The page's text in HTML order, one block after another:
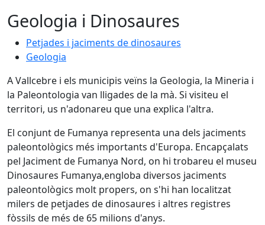
Geologia i Dinosaures
Petjades i jaciments de dinosaures
Geologia
A Vallcebre i els municipis veïns la Geologia, la Mineria i
la Paleontologia van lligades de la mà. Si visiteu el
territori, us n'adonareu que una explica l'altra.
El conjunt de Fumanya representa una dels jaciments
paleontològics més importants d'Europa. Encapçalats
pel Jaciment de Fumanya Nord, on hi trobareu el museu
Dinosaures Fumanya,engloba diversos jaciments
paleontològics molt propers, on s'hi han localitzat
milers de petjades de dinosaures i altres registres
fòssils de més de 65 milions d'anys.